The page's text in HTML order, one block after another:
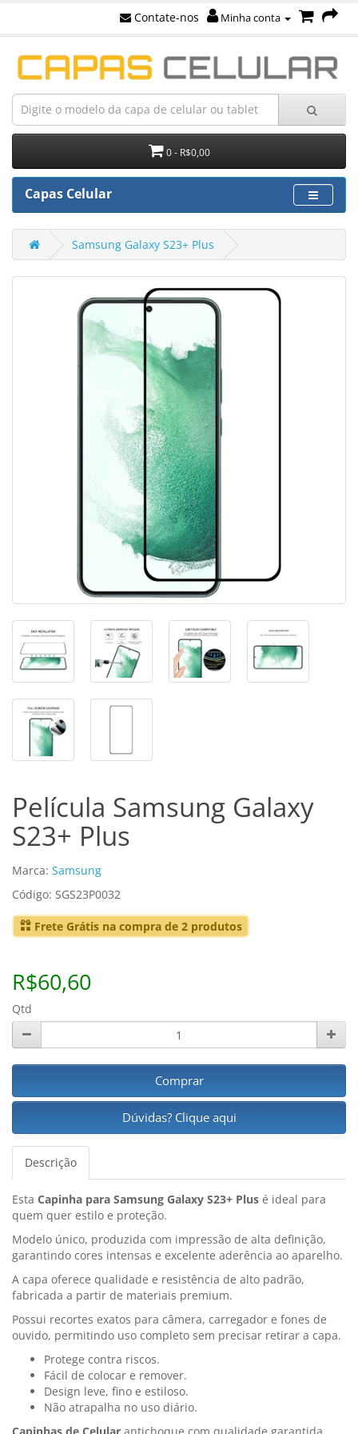
Contate-nos Minha conta
0 - R$0,00
Capas Celular
Samsung Galaxy S23+ Plus
Película Samsung Galaxy
S23+ Plus
Marca: Samsung
Código: SGS23P0032
Frete Grátis na compra de 2 produtos
R$60,60
Qtd
Comprar
Dúvidas? Clique aqui
Descrição
Esta Capinha para Samsung Galaxy S23+ Plus é ideal para
quem quer estilo e proteção.
Modelo único, produzida com impressão de alta definição,
garantindo cores intensas e excelente aderência ao aparelho.
A capa oferece qualidade e resistência de alto padrão,
fabricada a partir de materiais premium.
Possui recortes exatos para câmera, carregador e fones de
ouvido, permitindo uso completo sem precisar retirar a capa.
Protege contra riscos.
Fácil de colocar e remover.
Design leve, fino e estiloso.
Não atrapalha no uso diário.